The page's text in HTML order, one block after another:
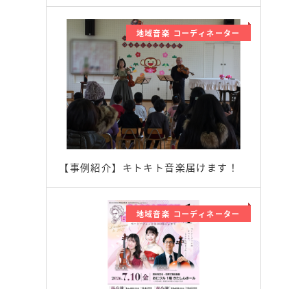
地域音楽 コーディネーター
【事例紹介】キトキト音楽届けます！
地域音楽 コーディネーター